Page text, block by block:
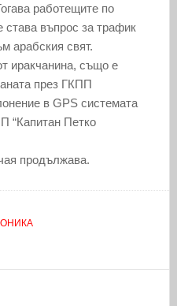
работещите по
въпрос за трафик
арабския свят.
иракчанина, също е
през ГКПП
в GPS системата
“Капитан Петко
продължава.